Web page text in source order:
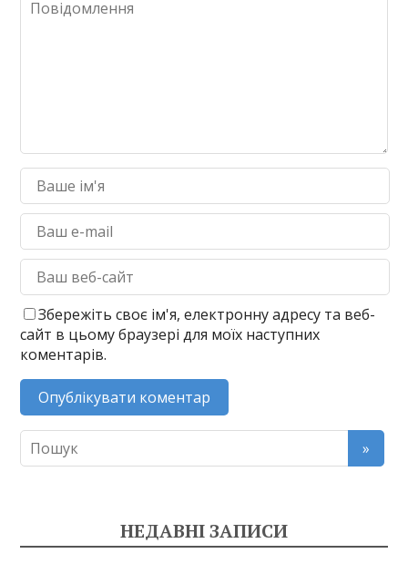
Збережіть своє ім'я, електронну адресу та веб-
сайт в цьому браузері для моїх наступних
коментарів.
НЕДАВНІ ЗАПИСИ